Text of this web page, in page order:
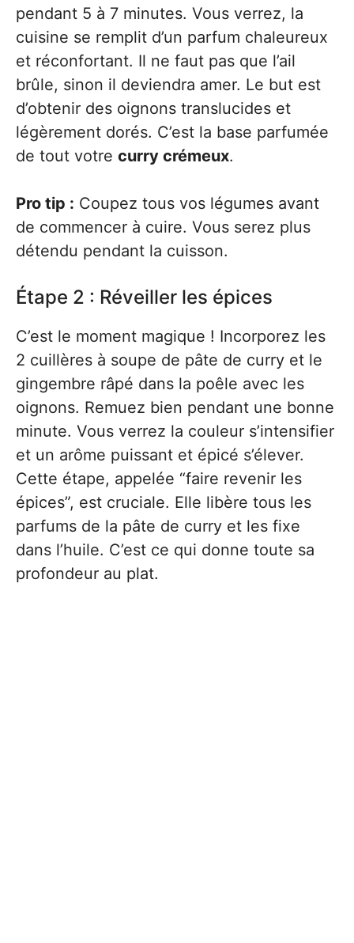
pendant 5 à 7 minutes. Vous verrez, la
cuisine se remplit d’un parfum chaleureux
et réconfortant. Il ne faut pas que l’ail
brûle, sinon il deviendra amer. Le but est
d’obtenir des oignons translucides et
légèrement dorés. C’est la base parfumée
de tout votre curry crémeux.
Pro tip : Coupez tous vos légumes avant
de commencer à cuire. Vous serez plus
détendu pendant la cuisson.
Étape 2 : Réveiller les épices
C’est le moment magique ! Incorporez les
2 cuillères à soupe de pâte de curry et le
gingembre râpé dans la poêle avec les
oignons. Remuez bien pendant une bonne
minute. Vous verrez la couleur s’intensifier
et un arôme puissant et épicé s’élever.
Cette étape, appelée “faire revenir les
épices”, est cruciale. Elle libère tous les
parfums de la pâte de curry et les fixe
dans l’huile. C’est ce qui donne toute sa
profondeur au plat.